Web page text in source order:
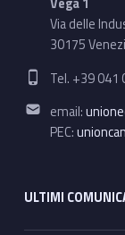
Via delle
30175
Phone number:
Tel. +39 041
Email address:
email:
PEC:
ULTIMI